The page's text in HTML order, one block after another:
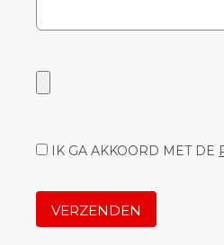
IK GA AKKOORD MET DE